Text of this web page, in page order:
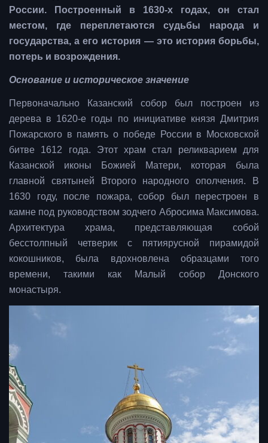
России. Построенный в 1630-х годах, он стал
местом, где переплетаются судьбы народа и
государства, а его история — это история борьбы,
потерь и возрождения.
Основание и историческое значение
Первоначально Казанский собор был построен из
дерева в 1620-е годы по инициативе князя Дмитрия
Пожарского в память о победе России в Московской
битве 1612 года. Этот храм стал реликварием для
Казанской иконы Божией Матери, которая была
главной святыней Второго народного ополчения. В
1630 году, после пожара, собор был перестроен в
камне под руководством зодчего Абросима Максимова.
Архитектура храма, представляющая собой
бесстолпный четверик с пятиярусной пирамидой
кокошников, была вдохновлена образцами того
времени, такими как Малый собор Донского
монастыря.